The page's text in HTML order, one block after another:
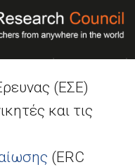
(ΕΣΕ)
και τις
(ERC